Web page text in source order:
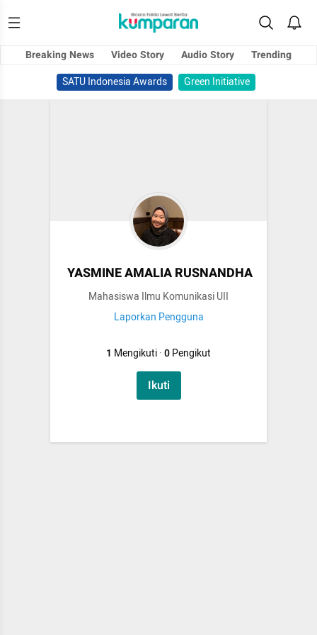
Breaking News Video Story Audio Story
Trending
SATU Indonesia Awards
Green Initiative
YASMINE AMALIA RUSNANDHA
Mahasiswa Ilmu Komunikasi UII
Laporkan Pengguna
1 Mengikuti·0Pengikut
Ikuti